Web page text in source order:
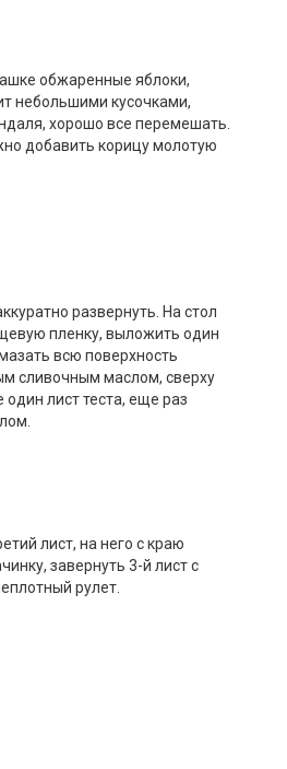
добавить корицу молотую
сливочным маслом, сверху
лист теста, еще раз